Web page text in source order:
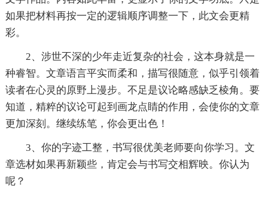
如果把材料再按一定的逻辑顺序调整一下，此文会更精
彩。
2、涉世不深的少年走近复杂的社会，这本身就是一
种睿智。文章语言平实而柔和，描写很随意，似乎引领着
读者在心灵的原野上漫步。不足是议论略感缺乏棱角。要
知道，精粹的议论可起到画龙点睛的作用，会使你的文章
更加深刻。继续练笔，你会更出色！
3、你的字迹工整，书写很优美老师要向你学习。文
章选材如果再新颖些，肯定会与书写交相辉映。你认为
呢？